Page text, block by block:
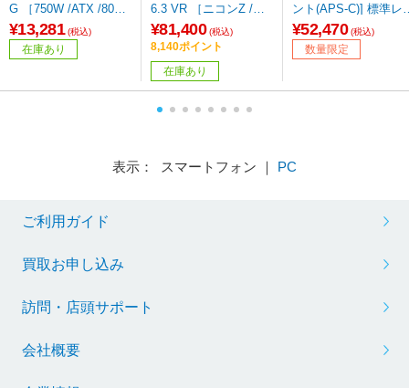
G ［750W /ATX /80PL
US Gold］
¥13,281 (税込)
在庫あり
6.3 VR ［ニコンZ /ズ
ームレンズ］
¥81,400 (税込)
8,140ポイント
在庫あり
ント(APS-C)] 標準レ
ズ
¥52,470 (税込)
数量限定
表示： スマートフォン ｜ PC
ご利用ガイド
買取お申し込み
訪問・店頭サポート
会社概要